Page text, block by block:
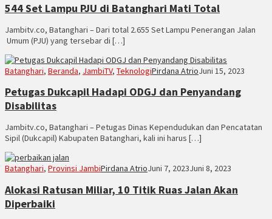
544 Set Lampu PJU di Batanghari Mati Total
Jambitv.co, Batanghari – Dari total 2.655 Set Lampu Penerangan Jalan
Umum (PJU) yang tersebar di […]
Batanghari, Beranda, JambiTV, TeknologiPirdana AtrioJuni 15, 2023
Petugas Dukcapil Hadapi ODGJ dan Penyandang
Disabilitas
Jambitv.co, Batanghari – Petugas Dinas Kependudukan dan Pencatatan
Sipil (Dukcapil) Kabupaten Batanghari, kali ini harus […]
Batanghari, Provinsi JambiPirdana AtrioJuni 7, 2023Juni 8, 2023
Alokasi Ratusan Miliar, 10 Titik Ruas Jalan Akan
Diperbaiki